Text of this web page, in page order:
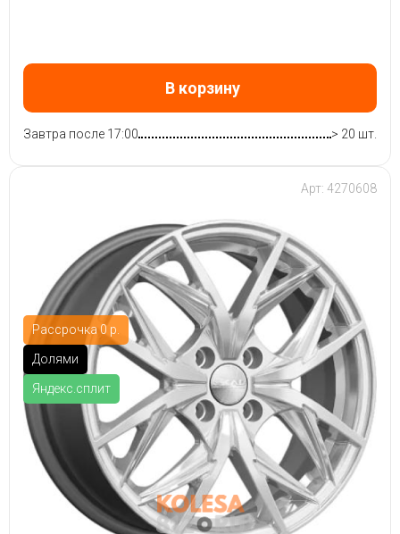
В корзину
Завтра после 17:00 > 20 шт.
Рассрочка 0 р.
Долями
Яндекс.сплит
Арт: 4270608